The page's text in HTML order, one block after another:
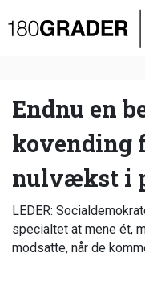
Oversigt
Debat
Video
Podcast
Endnu en
kovending
nulvækst i
LEDER:
specialtet at mene ét,
modsatte, når de